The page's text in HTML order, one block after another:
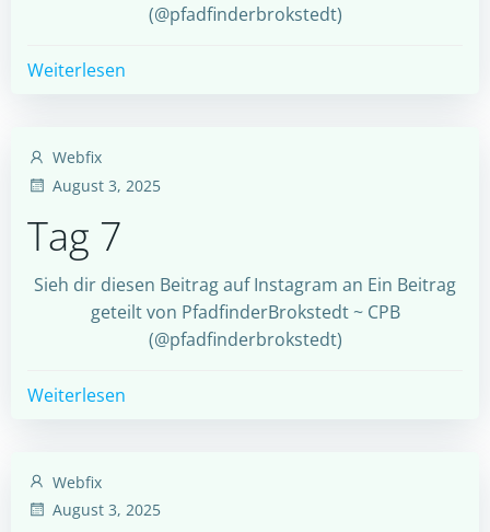
(@pfadfinderbrokstedt)
Weiterlesen
Webfix
August 3, 2025
Tag 7
Sieh dir diesen Beitrag auf Instagram an Ein Beitrag
geteilt von PfadfinderBrokstedt ~ CPB
(@pfadfinderbrokstedt)
Weiterlesen
Webfix
August 3, 2025